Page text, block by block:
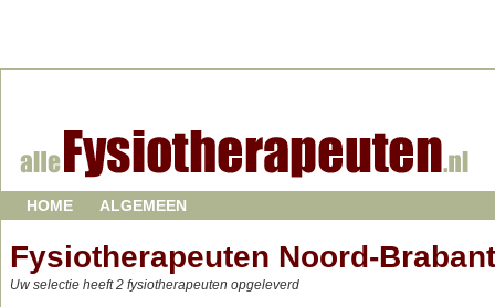
HOME ALGEMEEN
Fysiotherapeuten Noord-Brabant
Uw selectie heeft 2 fysiotherapeuten opgeleverd